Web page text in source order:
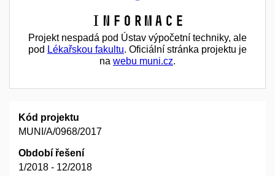
Informace
Projekt nespadá pod Ústav výpočetní techniky, ale
pod Lékařskou fakultu. Oficiální stránka projektu je
na webu muni.cz.
Kód projektu
MUNI/A/0968/2017
Období řešení
1/2018 - 12/2018